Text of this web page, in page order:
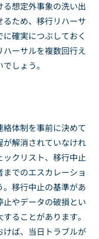
想定外事象の洗い出
ため、移行リハーサ
確実につぶしておく
ーサルを複数回行え
しょう。
体制を事前に決めて
解消されていなけれ
クリスト、移行中止
でのエスカレーショ
移行中止の基準があ
やデータの破損とい
ることがあります。
ば、当日トラブルが